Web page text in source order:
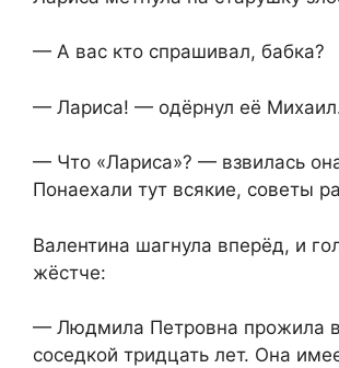
— А вас кто спрашивал, бабка?
— Лариса! — одёрнул её
— Что «Лариса»? — взвилась
Понаехали тут всякие, советы
Валентина шагнула вперёд, и
жёстче:
— Людмила Петровна прожила
соседкой тридцать лет. Она